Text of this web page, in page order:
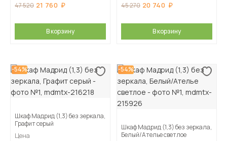
47 520 21 760
В корзину
45 270 20 740
В корзину
-54%
Шкаф Мадрид (1,3) без зеркала,
Графит серый
Цена
-54%
Шкаф Мадрид (1,3) без зеркала,
Белый/Ателье светлое